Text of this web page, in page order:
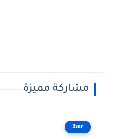
مشاركة مميزة
3sar